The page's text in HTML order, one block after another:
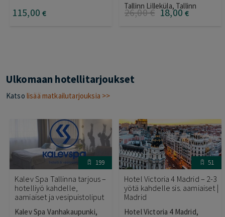
115,00 €
Tallinn Lilleküla, Tallinn
26,00€ 18,00 €
Ulkomaan hotellitarjoukset
Katso lisää matkailutarjouksia >>
199
Kalev Spa Tallinna tarjous –
hotelliyö kahdelle,
aamiaiset ja vesipuistoliput
Kalev Spa Vanhakaupunki,
51
Hotel Victoria 4 Madrid – 2-3
yötä kahdelle sis. aamiaiset |
Madrid
Hotel Victoria 4 Madrid,